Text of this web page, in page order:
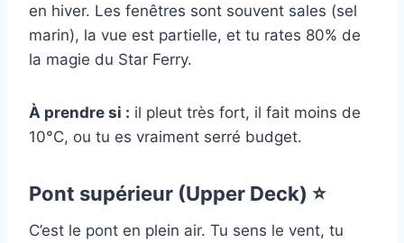
en hiver. Les fenêtres sont souvent sales (sel
marin), la vue est partielle, et tu rates 80% de
la magie du Star Ferry.
À prendre si : il pleut très fort, il fait moins de
10°C, ou tu es vraiment serré budget.
Pont supérieur (Upper Deck) ⭐
C’est le pont en plein air. Tu sens le vent, tu